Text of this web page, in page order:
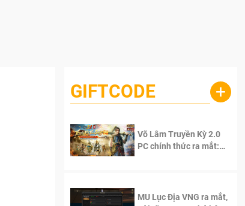
GIFTCODE +
Võ Lâm Truyền Kỳ 2.0
PC chính thức ra mắt:
MU Lục Địa VNG ra mắt,